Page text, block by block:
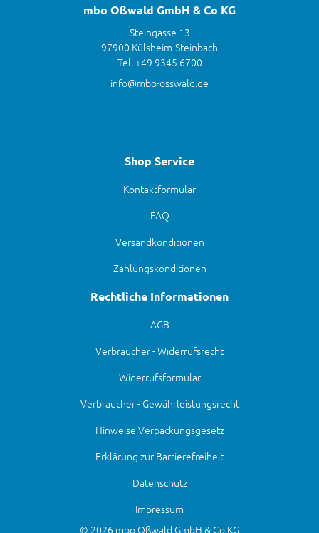
mbo Oßwald GmbH & Co KG
Steingasse 13
97900 Külsheim-Steinbach
Tel. +49 9345 6700
info@mbo-osswald.de
Shop Service
Kontaktformular
FAQ
Versandkonditionen
Zahlungskonditionen
Rechtliche Informationen
AGB
Verbraucher - Widerrufsrecht
Widerrufsformular
Verbraucher - Gewährleistungsrecht
Hinweise Verpackungsgesetz
Erklärung zur Barrierefreiheit
Datenschutz
Impressum
© 2026 mbo Oßwald GmbH & Co KG